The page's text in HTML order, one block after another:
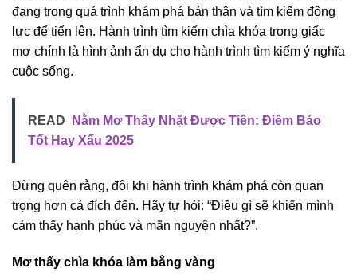
đang trong quá trình khám phá bản thân và tìm kiếm động
lực để tiến lên. Hành trình tìm kiếm chìa khóa trong giấc
mơ chính là hình ảnh ẩn dụ cho hành trình tìm kiếm ý nghĩa
cuộc sống.
READ
Nằm Mơ Thấy Nhặt Được Tiền: Điềm Báo
Tốt Hay Xấu 2025
Đừng quên rằng, đôi khi hành trình khám phá còn quan
trọng hơn cả đích đến. Hãy tự hỏi: “Điều gì sẽ khiến mình
cảm thấy hạnh phúc và mãn nguyện nhất?”.
Mơ thấy chìa khóa làm bằng vàng